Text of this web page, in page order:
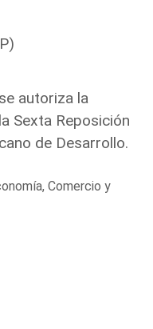
autoriza la
Sexta Reposición
de Desarrollo.
Comercio y